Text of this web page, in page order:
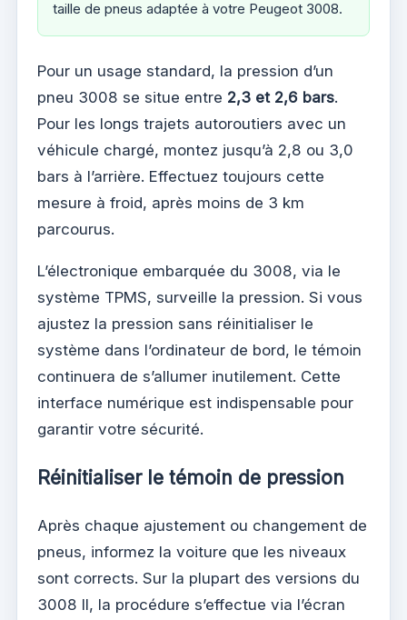
taille de pneus adaptée à votre Peugeot 3008.
Pour un usage standard, la pression d’un
pneu 3008 se situe entre 2,3 et 2,6 bars.
Pour les longs trajets autoroutiers avec un
véhicule chargé, montez jusqu’à 2,8 ou 3,0
bars à l’arrière. Effectuez toujours cette
mesure à froid, après moins de 3 km
parcourus.
L’électronique embarquée du 3008, via le
système TPMS, surveille la pression. Si vous
ajustez la pression sans réinitialiser le
système dans l’ordinateur de bord, le témoin
continuera de s’allumer inutilement. Cette
interface numérique est indispensable pour
garantir votre sécurité.
Réinitialiser le témoin de pression
Après chaque ajustement ou changement de
pneus, informez la voiture que les niveaux
sont corrects. Sur la plupart des versions du
3008 II, la procédure s’effectue via l’écran